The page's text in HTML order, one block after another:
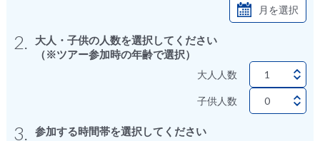
月を選択
2.
大人・子供の人数を選択してください
（※ツアー参加時の年齢で選択）
大人人数
子供人数
3. 参加する時間帯を選択してください